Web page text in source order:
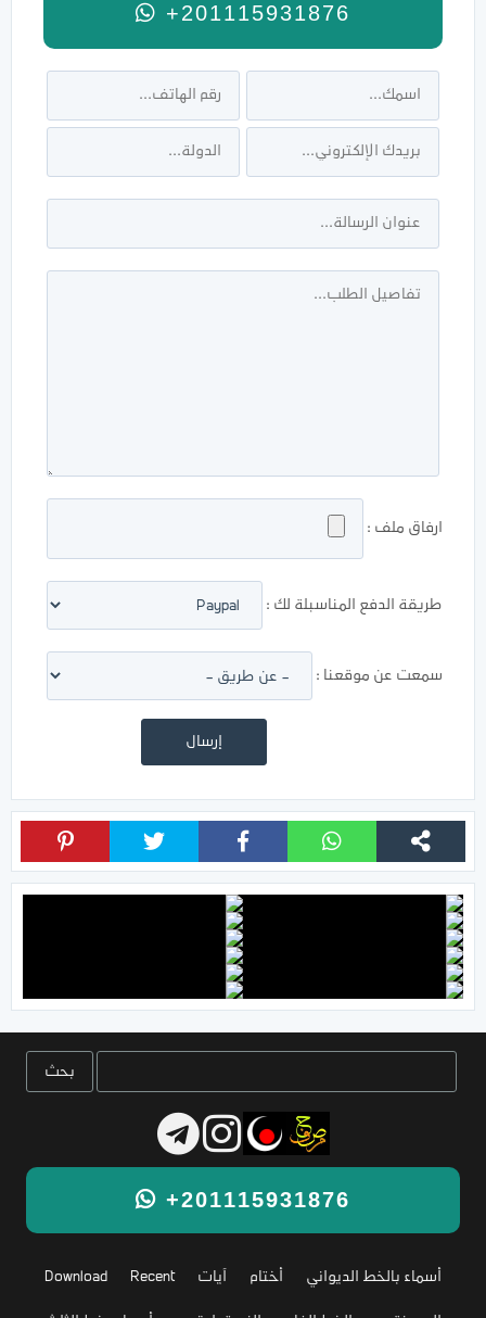
+201115931876
ارفاق ملف :
طريقة الدفع المناسبلة لك :
سمعت عن موقعنا :
+201115931876
Download Recent آيات أختام أسماء بالخط الديواني